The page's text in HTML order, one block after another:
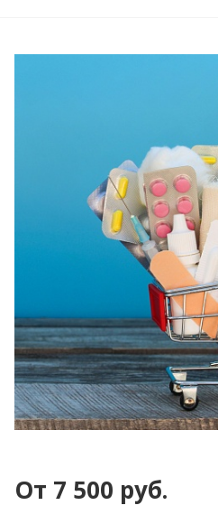
От 7 500 руб.